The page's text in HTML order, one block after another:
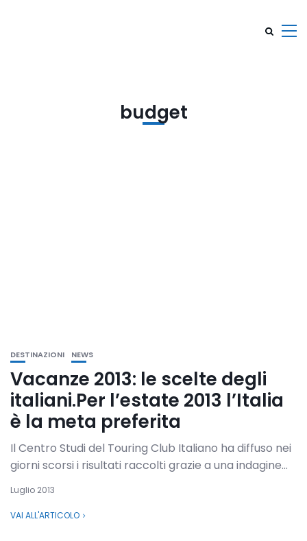
budget
DESTINAZIONI NEWS
Vacanze 2013: le scelte degli
italiani.Per l’estate 2013 l’Italia
è la meta preferita
Il Centro Studi del Touring Club Italiano ha diffuso nei
giorni scorsi i risultati raccolti grazie a una indagine...
Luglio 2013
VAI ALL'ARTICOLO